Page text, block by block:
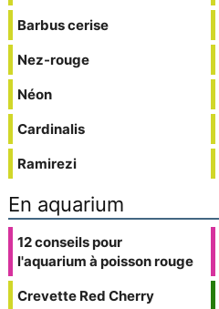
Barbus cerise
Nez-rouge
Néon
Cardinalis
Ramirezi
En aquarium
12 conseils pour
l'aquarium à poisson rouge
Crevette Red Cherry